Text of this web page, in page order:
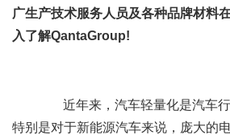
广生产技术服务人员及各种品牌材料
入了解QantaGroup!
近年来，汽车轻量化是汽车行
特别是对于新能源汽车来说，庞大的